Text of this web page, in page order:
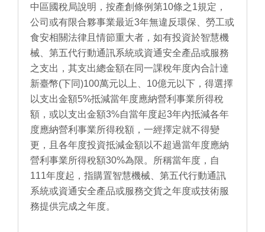
中區國稅局說明，按產創條例第10條之1規定，
公司或有限合夥事業最近3年無違反環保、勞工或
食安相關法律且情節重大者，如有投資於智慧機
械、第五代行動通訊系統或資通安全產品或服務
之支出，其支出總金額在同一課稅年度內合計達
新臺幣(下同)100萬元以上、10億元以下，得選擇
以支出金額5%抵減當年度應納營利事業所得稅
額，或以支出金額3%自當年度起3年內抵減各年
度應納營利事業所得稅額，一經擇定就不得變
更，且各年度投資抵減金額以不超過當年度應納
營利事業所得稅額30%為限。所稱當年度，自
111年度起，指購置智慧機械、第五代行動通訊
系統或資通安全產品或服務交貨之年度或技術服
務提供完成之年度。